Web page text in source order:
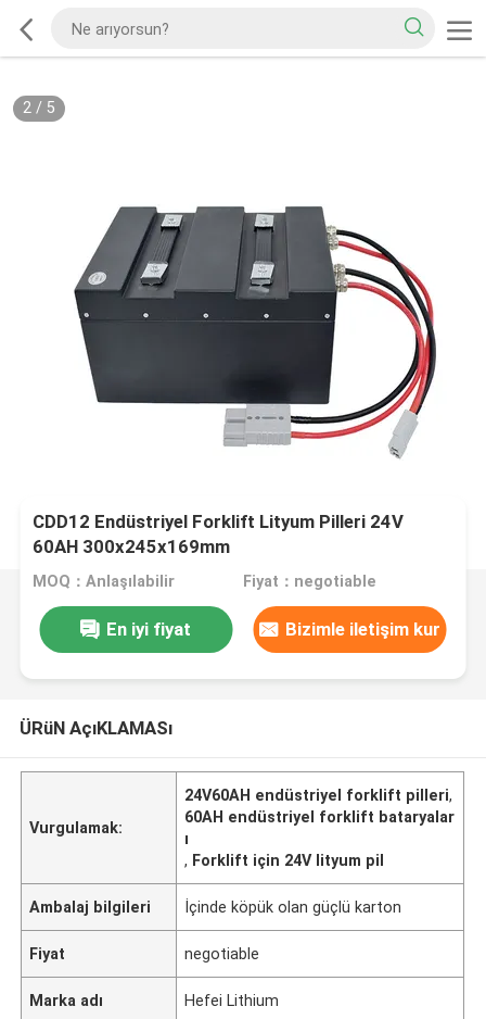
2/ 5
CDD12 Endüstriyel Forklift Lityum Pilleri 24V
60AH 300x245x169mm
MOQ：Anlaşılabilir Fiyat：negotiable
En iyi fiyat Bizimle iletişim kur
ÜRüN AçıKLAMASı
Vurgulamak:
24V60AH endüstriyel forklift pilleri,
60AH endüstriyel forklift bataryalar
ı
, Forklift için 24V lityum pil
Ambalaj bilgileri İçinde köpük olan güçlü karton
Fiyat negotiable
Marka adı Hefei Lithium